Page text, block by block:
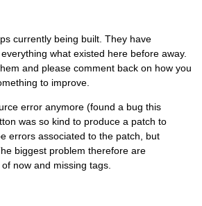
currently being built. They have
what existed here before away.
and please comment back on how you
to improve.
error anymore (found a bug this
was so kind to produce a patch to
errors associated to the patch, but
biggest problem therefore are
now and missing tags.